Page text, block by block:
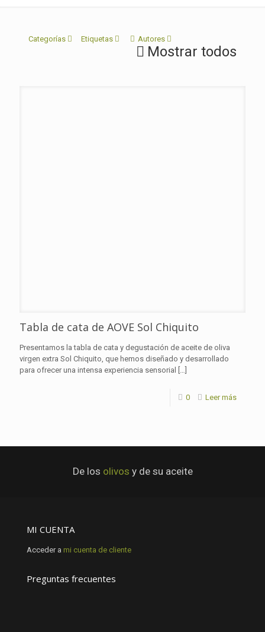
Categorías Etiquetas Autores
Mostrar todos
Tabla de cata de AOVE Sol Chiquito
Presentamos la tabla de cata y degustación de aceite de oliva
virgen extra Sol Chiquito, que hemos diseñado y desarrollado
para ofrecer una intensa experiencia sensorial
[…]
0 Leer más
De los olivos y de su aceite
MI CUENTA
Acceder a mi cuenta de cliente
Preguntas frecuentes